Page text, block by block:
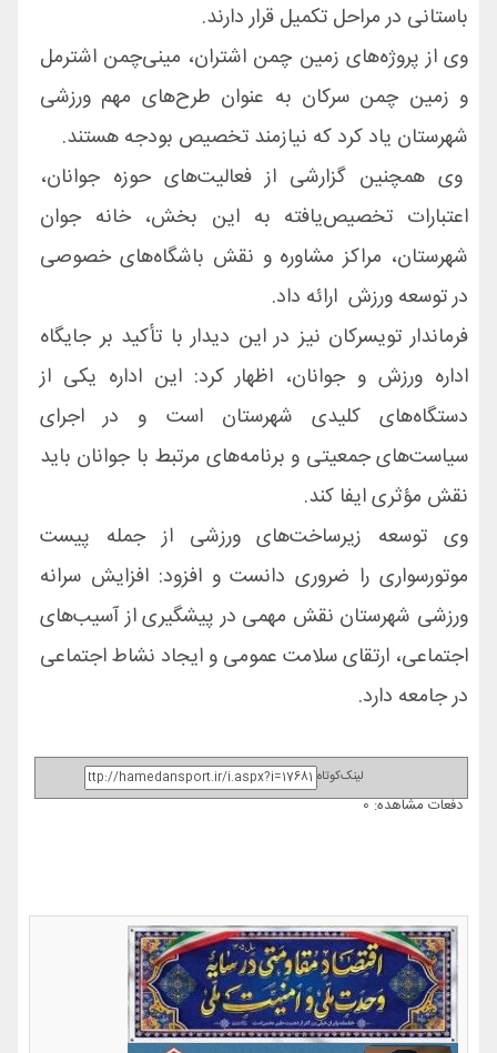
باستانی در مراحل تکمیل قرار دارند.
وی از پروژه‌های زمین چمن اشتران، مینی‌چمن اشترمل
و زمین چمن سرکان به عنوان طرح‌های مهم ورزشی
شهرستان یاد کرد که نیازمند تخصیص بودجه هستند.
وی همچنین گزارشی از فعالیت‌های حوزه جوانان،
اعتبارات تخصیص‌یافته به این بخش، خانه جوان
شهرستان، مراکز مشاوره و نقش باشگاه‌های خصوصی
در توسعه ورزش ارائه داد.
فرماندار تویسرکان نیز در این دیدار با تأکید بر جایگاه
اداره ورزش و جوانان، اظهار کرد: این اداره یکی از
دستگاه‌های کلیدی شهرستان است و در اجرای
سیاست‌های جمعیتی و برنامه‌های مرتبط با جوانان باید
نقش مؤثری ایفا کند.
وی توسعه زیرساخت‌های ورزشی از جمله پیست
موتورسواری را ضروری دانست و افزود: افزایش سرانه
ورزشی شهرستان نقش مهمی در پیشگیری از آسیب‌های
اجتماعی، ارتقای سلامت عمومی و ایجاد نشاط اجتماعی
در جامعه دارد.
لینک‌کوتاه
دفعات مشاهده: 0